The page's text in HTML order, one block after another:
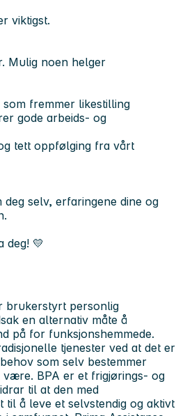
viktigst.
Mulig noen helger
fremmer likestilling
gode arbeids- og
tett oppfølging fra vårt
selv, erfaringene dine og
deg! 💛
brukerstyrt personlig
en alternativ måte å
på for funksjonshemmede.
tjenester ved at det er
som selv bestemmer
være. BPA er et frigjørings- og
til at den med
til å leve et selvstendig og aktivt